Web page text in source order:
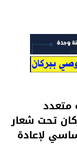
متعدد
تحت شعار
لإعادة